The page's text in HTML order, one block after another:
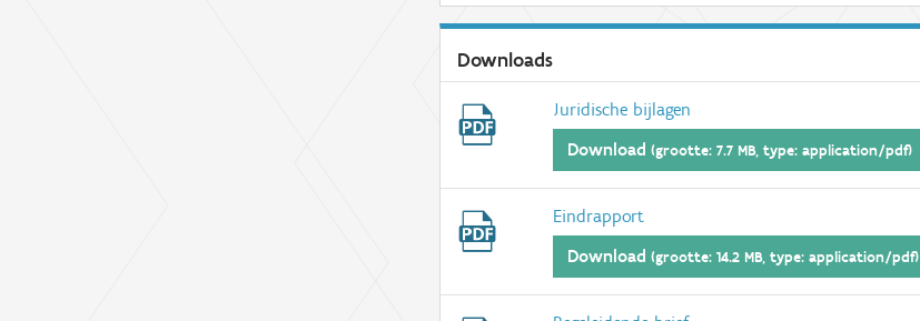
Downloads
Juridische bijlagen
Download(grootte: 7.7 MB, type: application/pdf)
Eindrapport
Download(grootte: 14.2 MB, type: application/pdf)